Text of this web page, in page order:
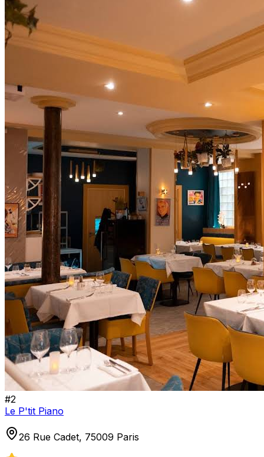
#2
Le P'tit Piano
26 Rue Cadet, 75009 Paris